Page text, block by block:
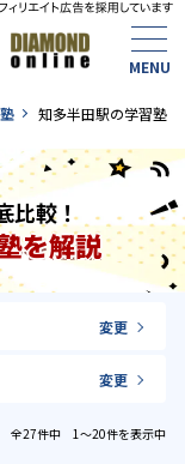
知多半田駅の学習塾
比較！
を解説
変更
変更
全27件中 1〜20件を表示中